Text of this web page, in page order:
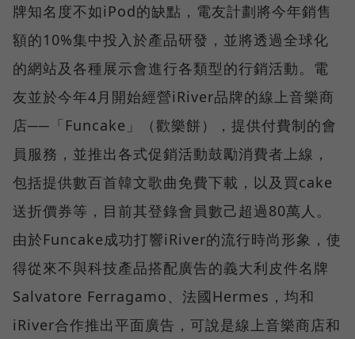
牌知名度不如iPod的缺點，電友計劃將今年銷售
額的10%集中投入於產品研發，並將透過全球化
的網站及各種展示會進行各類型的行銷活動。電
友並於今年4月開始經營iRiver品牌的線上音樂商
店──「Funcake」（歡樂餅），提供付費制的會
員服務，並推出各式促銷活動鼓勵消費者上線，
包括提供數百首韓文歌曲免費下載，以及買cake
送折價券等，目前其登錄會員數己超過80萬人。
由於Funcake成功打響iRiver的流行時尚形象，使
得從來不與科技產品搭配廣告的義大利皮件名牌
Salvatore Ferragamo、法國Hermes，均和
iRiver合作推出平面廣告，可說是線上音樂商店和